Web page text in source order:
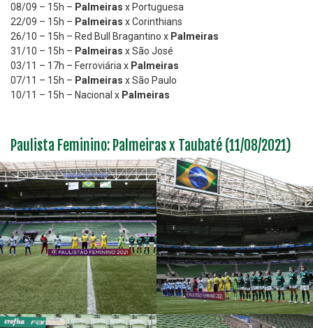
08/09 – 15h – Palmeiras x Portuguesa
22/09 – 15h – Palmeiras x Corinthians
26/10 – 15h – Red Bull Bragantino x Palmeiras
31/10 – 15h – Palmeiras x São José
03/11 – 17h – Ferroviária x Palmeiras
07/11 – 15h – Palmeiras x São Paulo
10/11 – 15h – Nacional x Palmeiras
Paulista Feminino: Palmeiras x Taubaté (11/08/2021)